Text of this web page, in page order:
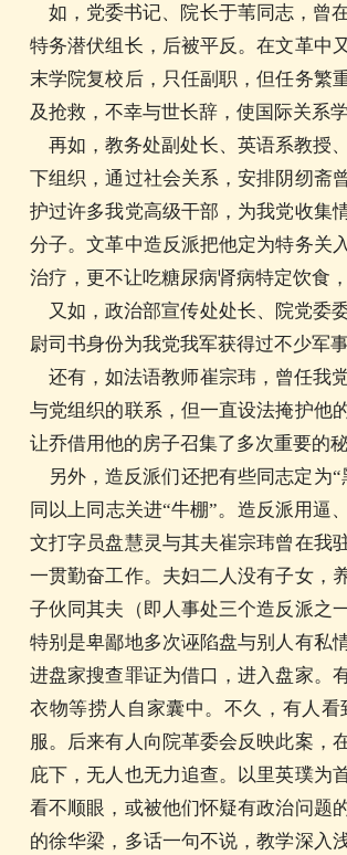
如，党委书记、院长于苇同志，曾
特务潜伏组长，后被平反。在文革中
末学院复校后，只任副职，但任务繁
及抢救，不幸与世长辞，使国际关系
再如，教务处副处长、英语系教授
下组织，通过社会关系，安排阴纫斋
护过许多我党高级干部，为我党收集
分子。文革中造反派把他定为特务关
治疗，更不让吃糖尿病肾病特定饮食
又如，政治部宣传处处长、院党委
尉司书身份为我党我军获得过不少军
还有，如法语教师崔宗玮，曾任我
与党组织的联系，但一直设法掩护他
让乔借用他的房子召集了多次重要的
另外，造反派们还把有些同志定为
同以上同志关进“牛棚”。造反派用逼
文打字员盘慧灵与其夫崔宗玮曾在我
一贯勤奋工作。夫妇二人没有子女，
子伙同其夫（即人事处三个造反派之
特别是卑鄙地多次诬陷盘与别人有私
进盘家搜查罪证为借口，进入盘家。
衣物等捞人自家囊中。不久，有人
服。后来有人向院革委会反映此案，
庇下，无人也无力追查。 以里英璞为
看不顺眼，或被他们怀疑有政治问题
的徐华梁，多话一句不说，教学深入